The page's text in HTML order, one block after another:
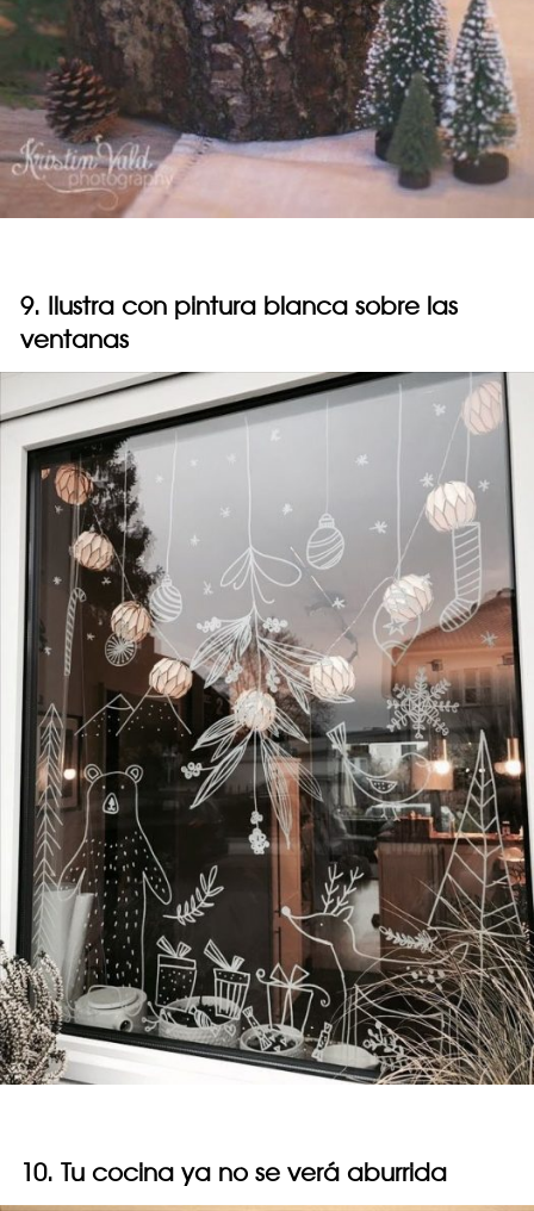
9. Ilustra con pintura blanca sobre las
ventanas
10. Tu cocina ya no se verá aburrida